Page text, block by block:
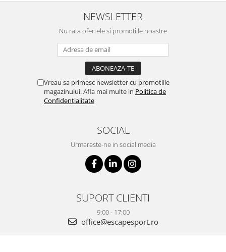
NEWSLETTER
Nu rata ofertele si promotiile noastre
Vreau sa primesc newsletter cu promotiile
magazinului. Afla mai multe in Politica de
Confidentialitate
SOCIAL
Urmareste-ne in social media
SUPORT CLIENTI
9:00 - 17:00
office@escapesport.ro